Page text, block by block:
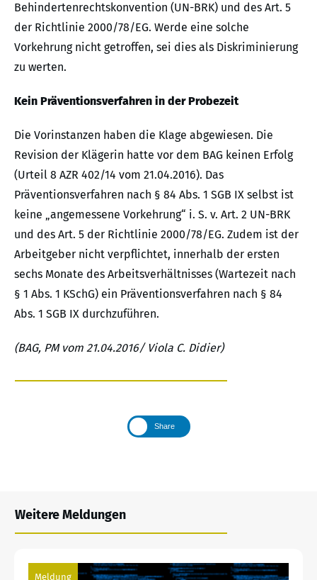
Behindertenrechtskonvention (UN-BRK) und des Art. 5
der Richtlinie 2000/78/EG. Werde eine solche
Vorkehrung nicht getroffen, sei dies als Diskriminierung
zu werten.
Kein Präventionsverfahren in der Probezeit
Die Vorinstanzen haben die Klage abgewiesen. Die
Revision der Klägerin hatte vor dem BAG keinen Erfolg
(Urteil 8 AZR 402/14 vom 21.04.2016). Das
Präventionsverfahren nach § 84 Abs. 1 SGB IX selbst ist
keine „angemessene Vorkehrung“ i. S. v. Art. 2 UN-BRK
und des Art. 5 der Richtlinie 2000/78/EG. Zudem ist der
Arbeitgeber nicht verpflichtet, innerhalb der ersten
sechs Monate des Arbeitsverhältnisses (Wartezeit nach
§ 1 Abs. 1 KSchG) ein Präventionsverfahren nach § 84
Abs. 1 SGB IX durchzuführen.
(BAG, PM vom 21.04.2016/ Viola C. Didier)
Share
Weitere Meldungen
Meldung